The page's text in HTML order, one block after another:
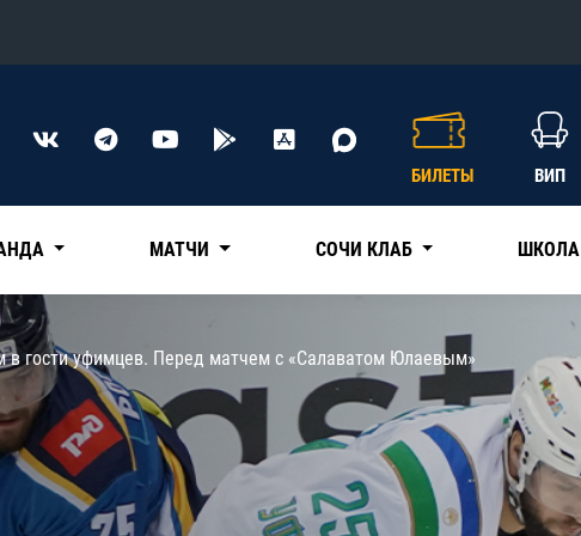
Конференция «Восток»
Трактор
Дивизион Чернышева
Авангард
Адмирал
КХЛ
БИЛЕТЫ ВИП
МАТЧИ СОЧИ КЛАБ ШКОЛА
гости уфимцев. Перед матчем с «Салаватом Юлаевым»